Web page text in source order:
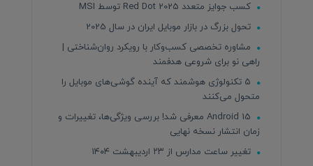
کسب جوایز متعدد Red Dot 2025 توسط MSI
تحول بزرگ در بازار موبایل ایران در سال 2025
مشاوره تخصصی کسب‌وکار با رویکرد روان‌شناختی |
راهی نو برای شروعی هدفمند
۵ تکنولوژی هوشمند که آینده گوشی‌های موبایل را
متحول می‌کنند
Android 15 معرفی شد! بررسی ویژگی‌ها، تغییرات و
زمان انتشار نسخه نهایی
تغییر ساعت مدارس از ۲۳ اردیبهشت ۱۴۰۴